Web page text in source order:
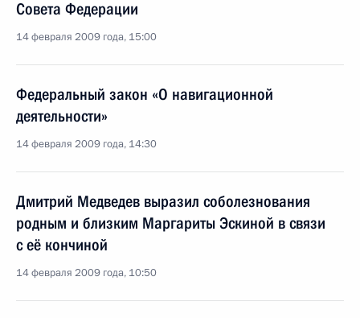
Совета Федерации
14 февраля 2009 года, 15:00
Федеральный закон «О навигационной
деятельности»
14 февраля 2009 года, 14:30
Дмитрий Медведев выразил соболезнования
родным и близким Маргариты Эскиной в связи
с её кончиной
14 февраля 2009 года, 10:50